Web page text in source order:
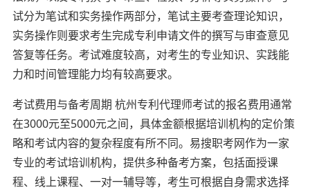
试分为笔试和实务操作两部分，笔试主要考查理论知识，
实务操作则要求考生完成专利申请文件的撰写与审查意见
答复等任务。考试难度较高，对考生的专业知识、实践能
力和时间管理能力均有较高要求。
考试费用与备考周期 杭州专利代理师考试的报名费用通常
在3000元至5000元之间，具体金额根据培训机构的定价策
略和考试内容的复杂程度有所不同。易搜职考网作为一家
专业的考试培训机构，提供多种备考方案，包括面授课
程、线上课程、一对一辅导等，考生可根据自身需求选择